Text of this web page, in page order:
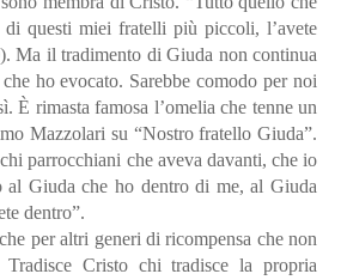
questi miei fratelli più piccoli, l’avete
Ma il tradimento di Giuda non continua
ho evocato. Sarebbe comodo per noi
È rimasta famosa l’omelia che tenne un
Mazzolari su “Nostro fratello Giuda”.
parrocchiani che aveva davanti, che io
al Giuda che ho dentro di me, al Giuda
dentro”.
per altri generi di ricompensa che non
Cristo chi tradisce la propria